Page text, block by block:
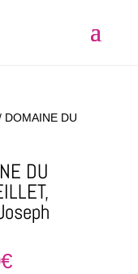
DOMAINE DU
DU
€